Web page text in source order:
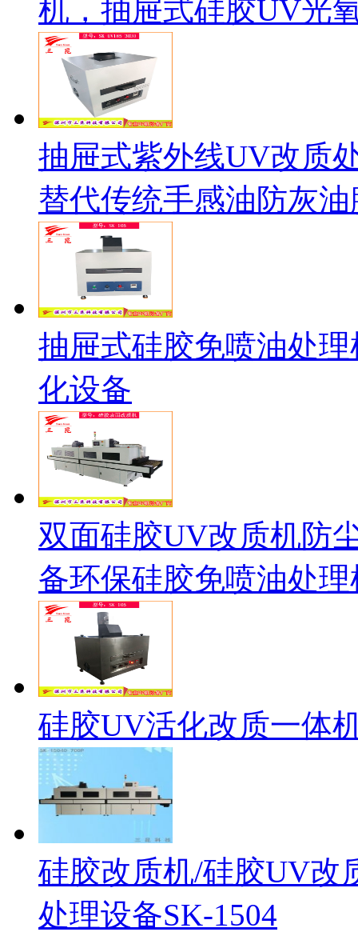
机，抽屉式硅胶UV光
抽屉式紫外线UV改质
替代传统手感油防灰油
抽屉式硅胶免喷油处
化设备
双面硅胶UV改质机防
备环保硅胶免喷油处理
硅胶UV活化改质一体
硅胶改质机/硅胶UV改
处理设备SK-1504